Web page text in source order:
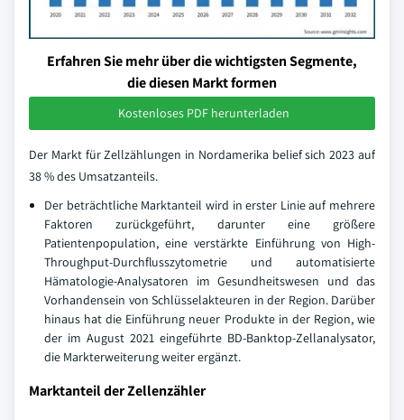
Erfahren Sie mehr über die wichtigsten Segmente,
die diesen Markt formen
Kostenloses PDF herunterladen
Der Markt für Zellzählungen in Nordamerika belief sich 2023 auf
38 % des Umsatzanteils.
Der beträchtliche Marktanteil wird in erster Linie auf mehrere
Faktoren zurückgeführt, darunter eine größere
Patientenpopulation, eine verstärkte Einführung von High-
Throughput-Durchflusszytometrie und automatisierte
Hämatologie-Analysatoren im Gesundheitswesen und das
Vorhandensein von Schlüsselakteuren in der Region. Darüber
hinaus hat die Einführung neuer Produkte in der Region, wie
der im August 2021 eingeführte BD-Banktop-Zellanalysator,
die Markterweiterung weiter ergänzt.
Marktanteil der Zellenzähler